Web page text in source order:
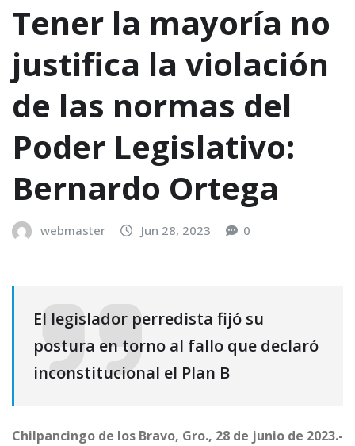
Tener la mayoría no
justifica la violación
de las normas del
Poder Legislativo:
Bernardo Ortega
webmaster Jun 28, 2023 0
El legislador perredista fijó su
postura en torno al fallo que declaró
inconstitucional el Plan B
Chilpancingo de los Bravo, Gro., 28 de junio de 2023.-